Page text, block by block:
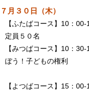
７月３０日（木）
【ふたばコース】10：
定員５０名
【みつばコース】10：
ぼう！子どもの権利
定員２０
【よつばコース】15：